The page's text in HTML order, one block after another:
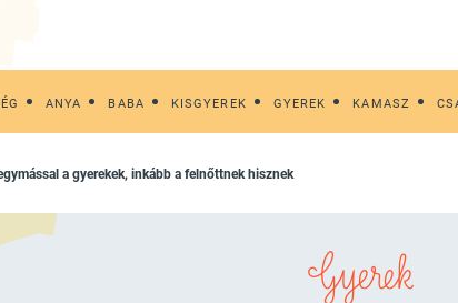
ANYA BABA KISGYEREK GYEREK KAMASZ
a gyerekek, inkább a felnőttnek hisznek
Gyerek